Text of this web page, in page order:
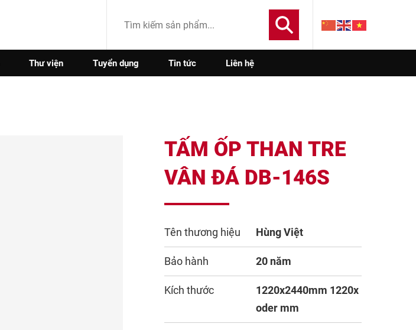
Thư viện Tuyển dụng Tin tức Liên hệ
TẤM ỐP THAN TRE
VÂN ĐÁ DB-146S
Tên thương hiệu Hùng Việt
Bảo hành 20 năm
Kích thước
1220x2440mm 1220x
oder mm